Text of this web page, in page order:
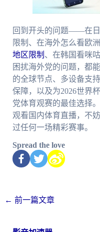
回到开头的问题——在
限制、在海外怎么看欧洲
地区限制 、在韩国看咪
困扰海外党的问题，都
的全球节点、多设备支
保障，以及为2026世界
党体育观赛的最佳选择
观看国内体育直播，不
过任何一场精彩赛事。
Spread the love
← 前一篇文章